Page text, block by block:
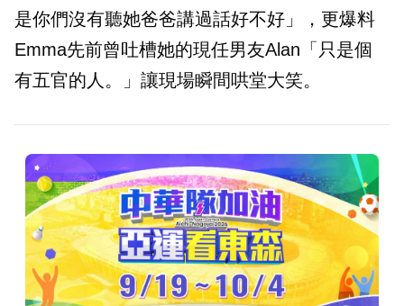
是你們沒有聽她爸爸講過話好不好」，更爆料
Emma先前曾吐槽她的現任男友Alan「只是個
有五官的人。」讓現場瞬間哄堂大笑。